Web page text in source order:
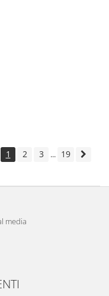
1 2 3 ... 19
media